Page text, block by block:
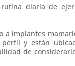
diaria de
implantes
y están
de